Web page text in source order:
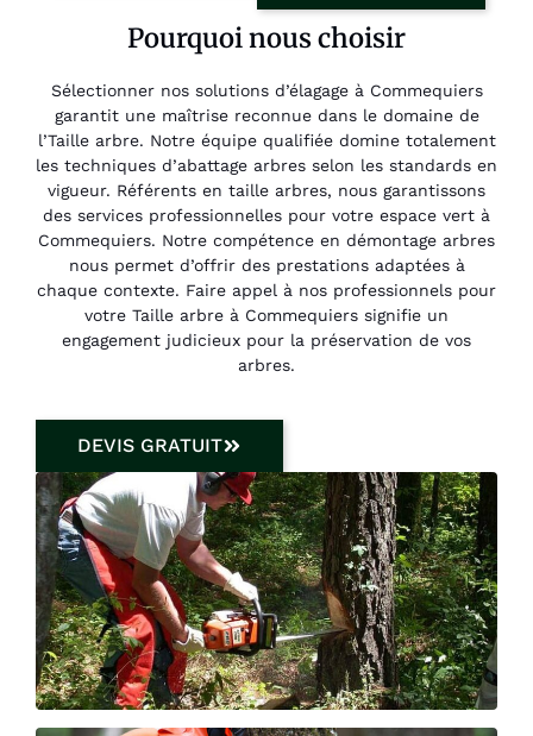
Pourquoi nous choisir
Sélectionner nos solutions d’élagage à Commequiers
garantit une maîtrise reconnue dans le domaine de
l’Taille arbre. Notre équipe qualifiée domine totalement
les techniques d’abattage arbres selon les standards en
vigueur. Référents en taille arbres, nous garantissons
des services professionnelles pour votre espace vert à
Commequiers. Notre compétence en démontage arbres
nous permet d’offrir des prestations adaptées à
chaque contexte. Faire appel à nos professionnels pour
votre Taille arbre à Commequiers signifie un
engagement judicieux pour la préservation de vos
arbres.
DEVIS GRATUIT